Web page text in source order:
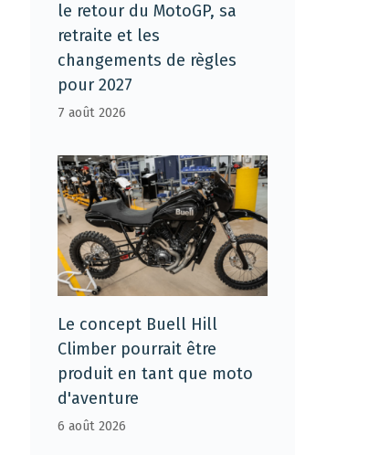
le retour du MotoGP, sa
retraite et les
changements de règles
pour 2027
7 août 2026
Le concept Buell Hill
Climber pourrait être
produit en tant que moto
d'aventure
6 août 2026